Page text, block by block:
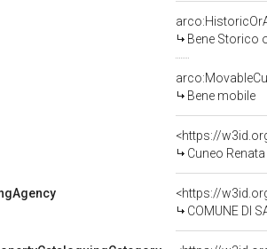
Bene Storico
Bene mobile
<https://
Cuneo
<https://
COMUNE DI